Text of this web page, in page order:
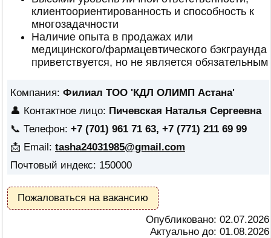
клиентоориентированность и способность к
многозадачности
Наличие опыта в продажах или
медицинского/фармацевтического бэкграунда
приветствуется, но не является обязательным
Компания: Филиал ТОО 'КДЛ ОЛИМП Астана'
👤 Контактное лицо: Пичевская Наталья Сергеевна
📞 Телефон: +7 (701) 961 71 63, +7 (771) 211 69 99
📩 Email: tasha24031985@gmail.com
Почтовый индекс: 150000
Пожаловаться на вакансию
Опубликовано: 02.07.2026
Актуально до: 01.08.2026